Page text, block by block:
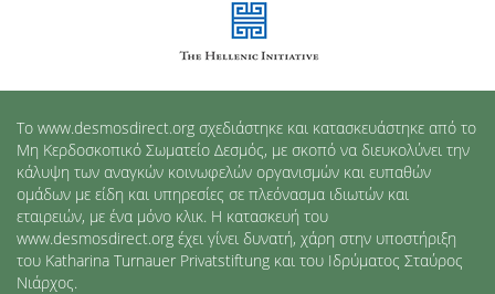
Το www.desmosdirect.org σχεδιάστηκε και κατασκευάστηκε από το
Μη Κερδοσκοπικό Σωματείο Δεσμός, με σκοπό να διευκολύνει την
κάλυψη των αναγκών κοινωφελών οργανισμών και ευπαθών
ομάδων με είδη και υπηρεσίες σε πλεόνασμα ιδιωτών και
εταιρειών, με ένα μόνο κλικ. Η κατασκευή του
www.desmosdirect.org έχει γίνει δυνατή, χάρη στην υποστήριξη
του Katharina Turnauer Privatstiftung και του Ιδρύματος Σταύρος
Νιάρχος.